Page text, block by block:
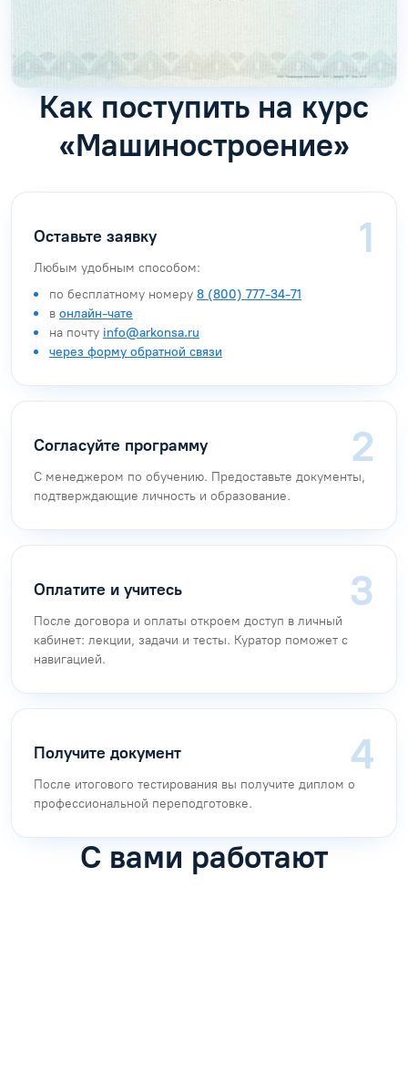
Как поступить на курс
«Машиностроение»
Оставьте заявку
Любым удобным способом:
по бесплатному номеру 8 (800) 777-34-71
в онлайн-чате
на почту info@arkonsa.ru
через форму обратной связи
Согласуйте программу
С менеджером по обучению. Предоставьте документы,
подтверждающие личность и образование.
Оплатите и учитесь
После договора и оплаты откроем доступ в личный
кабинет: лекции, задачи и тесты. Куратор поможет с
навигацией.
Получите документ
После итогового тестирования вы получите диплом о
профессиональной переподготовке.
С вами работают